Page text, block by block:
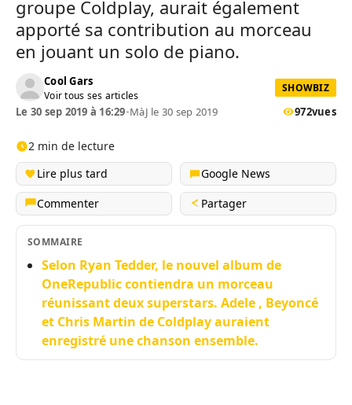
groupe Coldplay, aurait également
apporté sa contribution au morceau
en jouant un solo de piano.
Cool Gars
Voir tous ses articles
SHOWBIZ
Le 30 sep 2019 à 16:29•MàJ le 30 sep 2019 972vues
2 min de lecture
Lire plus tard
Google News
Commenter
Partager
SOMMAIRE
Selon Ryan Tedder, le nouvel album de
OneRepublic contiendra un morceau
réunissant deux superstars. Adele , Beyoncé
et Chris Martin de Coldplay auraient
enregistré une chanson ensemble.